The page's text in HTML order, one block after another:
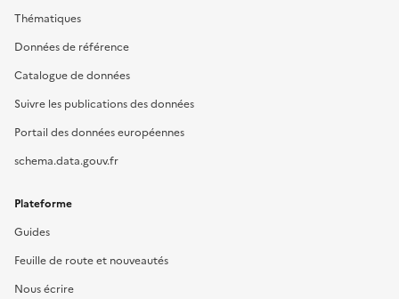
Thématiques
Données de référence
Catalogue de données
Suivre les publications des données
Portail des données européennes
schema.data.gouv.fr
Plateforme
Guides
Feuille de route et nouveautés
Nous écrire